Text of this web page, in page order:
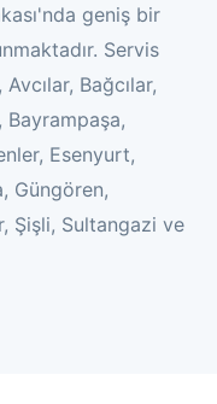
geniş bir
Servis
Bağcılar,
Bayrampaşa,
Esenyurt,
Güngören,
Şişli, Sultangazi ve